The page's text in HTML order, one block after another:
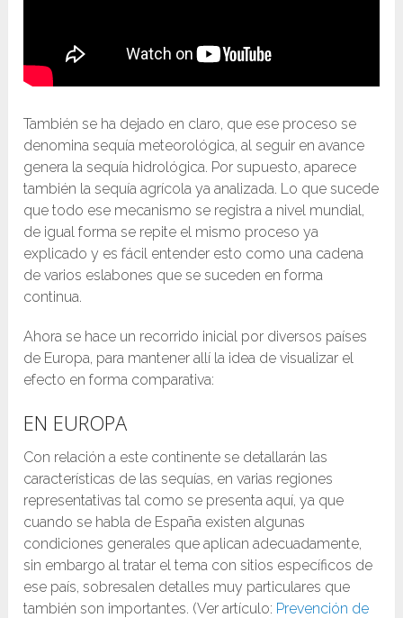
También se ha dejado en claro, que ese proceso se
denomina sequía meteorológica, al seguir en avance
genera la sequía hidrológica. Por supuesto, aparece
también la sequía agrícola ya analizada. Lo que sucede
que todo ese mecanismo se registra a nivel mundial,
de igual forma se repite el mismo proceso ya
explicado y es fácil entender esto como una cadena
de varios eslabones que se suceden en forma
continua.
Ahora se hace un recorrido inicial por diversos países
de Europa, para mantener allí la idea de visualizar el
efecto en forma comparativa:
EN EUROPA
Con relación a este continente se detallarán las
características de las sequías, en varias regiones
representativas tal como se presenta aquí, ya que
cuando se habla de España existen algunas
condiciones generales que aplican adecuadamente,
sin embargo al tratar el tema con sitios específicos de
ese país, sobresalen detalles muy particulares que
también son importantes. (Ver artículo: Prevención de